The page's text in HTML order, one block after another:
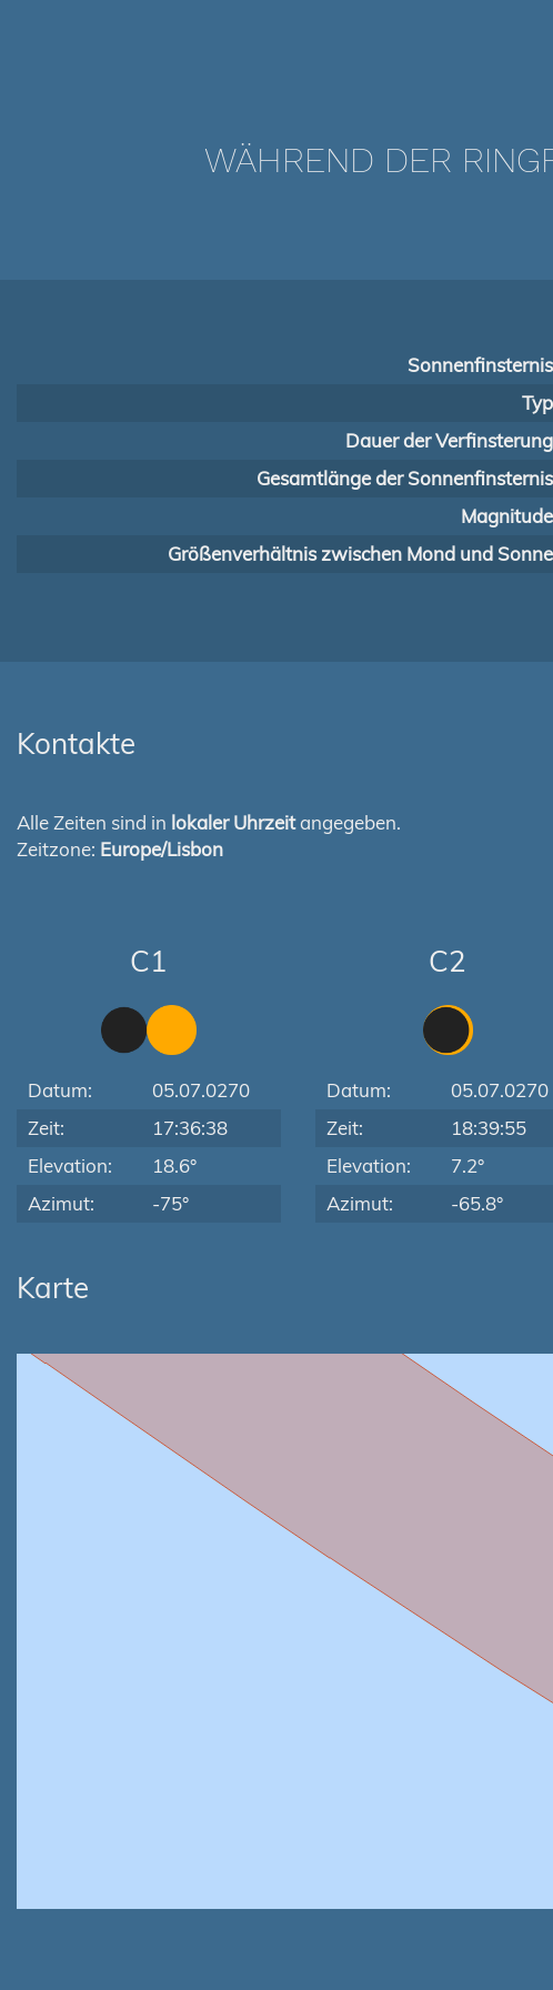
WÄHREND DER
Dauer der
Gesamtlänge der
Größenverhältnis zwischen Mond und
Kontakte
Alle Zeiten sind in lokaler Uhrzeitangegeben.
Zeitzone: Europe/Lisbon
C1
Datum:
05.07.0270
Zeit:
17:36:38
Elevation:
18.6°
Azimut:
-75°
C2
Datum:
05.07.0270
Zeit:
18:39:55
Elevation:
7.2°
Azimut:
-65.8°
Karte